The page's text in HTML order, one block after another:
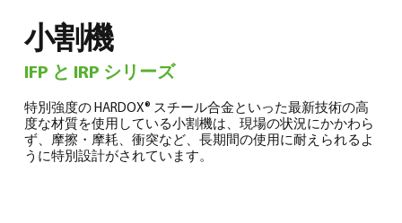
小割機
IFP と IRP シリーズ
特別強度の HARDOX® スチール合金といった最新技術の高
度な材質を使用している小割機は、現場の状況にかかわら
ず、摩擦・摩耗、衝突など、長期間の使用に耐えられるよ
うに特別設計がされています。